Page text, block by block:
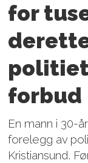
for
forbud
En mann i 30-
forelegg av
Kristiansund.